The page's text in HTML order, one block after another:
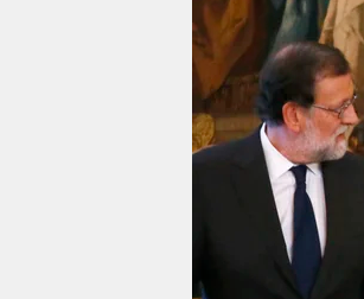
berlin
nord
wahrheit
verlag
veranstaltungen